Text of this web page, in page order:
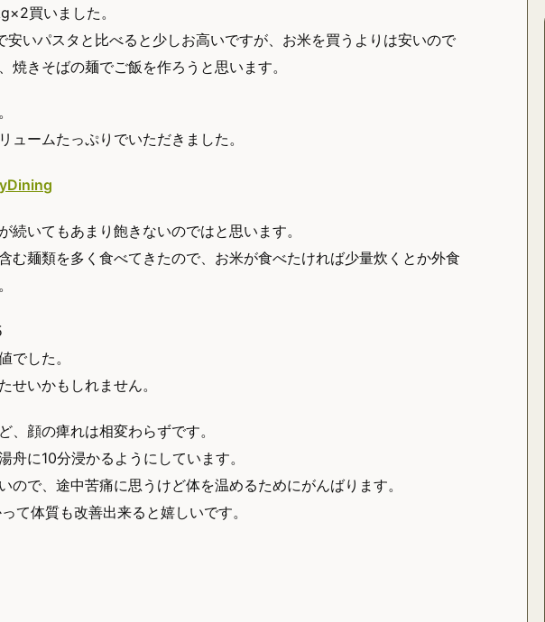
買いました。
いパスタと比べると少しお高いですが、お米を買うよりは安いので
焼きそばの麺でご飯を作ろうと思います。
ュームたっぷりでいただきました。
続いてもあまり飽きないのではと思います。
む麺類を多く食べてきたので、お米が食べたければ少量炊くとか外食
でした。
せいかもしれません。
、顔の痺れは相変わらずです。
舟に10分浸かるようにしています。
ので、途中苦痛に思うけど体を温めるためにがんばります。
て体質も改善出来ると嬉しいです。